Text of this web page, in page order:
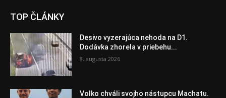
TOP ČLÁNKY
Desivo vyzerajúca nehoda na D1.
Dodávka zhorela v priebehu...
8. augusta 2026
Volko chváli svojho nástupcu Machatu.